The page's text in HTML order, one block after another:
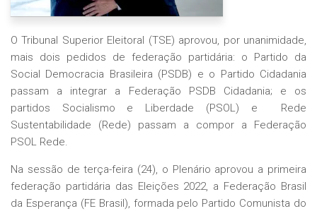
O Tribunal Superior Eleitoral (TSE) aprovou, por unanimidade,
mais dois pedidos de federação partidária: o Partido da
Social Democracia Brasileira (PSDB) e o Partido Cidadania
passam a integrar a Federação PSDB Cidadania; e os
partidos Socialismo e Liberdade (PSOL) e Rede
Sustentabilidade (Rede) passam a compor a Federação
PSOL Rede.
Na sessão de terça-feira (24), o Plenário aprovou a primeira
federação partidária das Eleições 2022, a Federação Brasil
da Esperança (FE Brasil), formada pelo Partido Comunista do